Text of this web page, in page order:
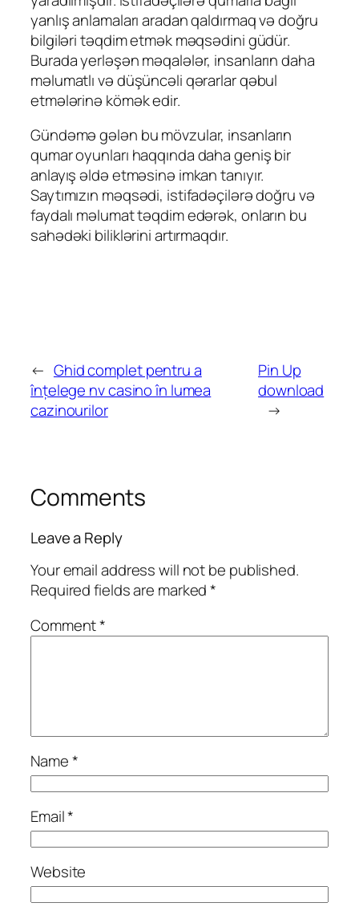
yanlış anlamaları aradan qaldırmaq və doğru
bilgiləri təqdim etmək məqsədini güdür.
Burada yerləşən məqalələr, insanların daha
məlumatlı və düşüncəli qərarlar qəbul
etmələrinə kömək edir.
Gündəmə gələn bu mövzular, insanların
qumar oyunları haqqında daha geniş bir
anlayış əldə etməsinə imkan tanıyır.
Saytımızın məqsədi, istifadəçilərə doğru və
faydalı məlumat təqdim edərək, onların bu
sahədəki biliklərini artırmaqdır.
← Ghid complet pentru a
înțelege nv casino în lumea
cazinourilor
Pin Up
download
→
Comments
Leave a Reply
Your email address will not be published.
Required fields are marked*
Comment*
Name*
Email*
Website